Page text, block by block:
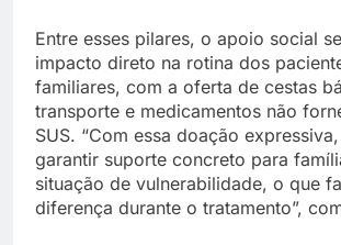
Entre esses pilares, o apoio social
impacto direto na rotina dos
familiares, com a oferta de cestas
transporte e medicamentos não
SUS. “Com essa doação
garantir suporte concreto para
situação de vulnerabilidade, o que
diferença durante o tratamento”,